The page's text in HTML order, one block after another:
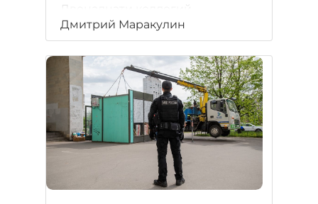
Двенадцати коллегий.
Дмитрий Маракулин